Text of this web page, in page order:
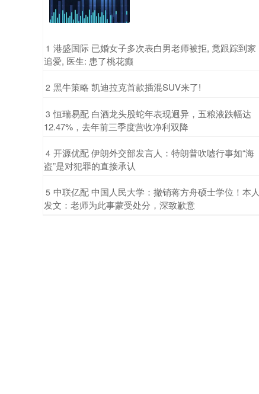
1 ​港盛国际 已婚女子多次表白男老师被拒, 竟跟踪到家
追爱, 医生: 患了桃花癫
2 ​黑牛策略 凯迪拉克首款插混SUV来了!
3 ​恒瑞易配 白酒龙头股蛇年表现迥异，五粮液跌幅达
12.47%，去年前三季度营收净利双降
4 ​开源优配 伊朗外交部发言人：特朗普吹嘘行事如“海
盗”是对犯罪的直接承认
5 ​中联亿配 中国人民大学：撤销蒋方舟硕士学位！本人
发文：老师为此事蒙受处分，深致歉意